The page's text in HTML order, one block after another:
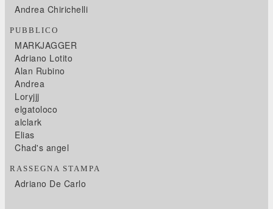
Andrea Chirichelli
PUBBLICO
MARKJAGGER
Adriano Lotito
Alan Rubino
Andrea
Loryjjj
elgatoloco
alclark
Elias
Chad's angel
RASSEGNA STAMPA
Adriano De Carlo